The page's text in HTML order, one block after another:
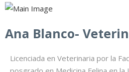
Ana Blanco-
Licenciada en Veterinaria por la